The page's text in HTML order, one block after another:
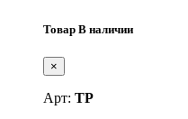
Товар В наличии
×
Арт: ТР